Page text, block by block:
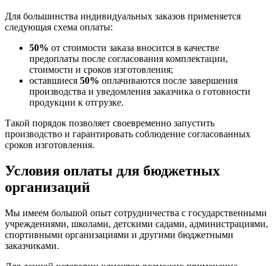
Для большинства индивидуальных заказов применяется
следующая схема оплаты:
50% от стоимости заказа вносится в качестве
предоплаты после согласования комплектации,
стоимости и сроков изготовления;
оставшиеся 50% оплачиваются после завершения
производства и уведомления заказчика о готовности
продукции к отгрузке.
Такой порядок позволяет своевременно запустить
производство и гарантировать соблюдение согласованных
сроков изготовления.
Условия оплаты для бюджетных
организаций
Мы имеем большой опыт сотрудничества с государственными
учреждениями, школами, детскими садами, администрациями,
спортивными организациями и другими бюджетными
заказчиками.